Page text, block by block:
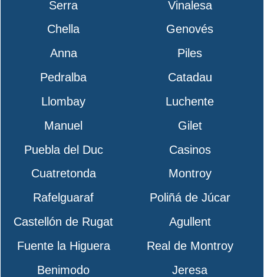
Serra
Vinalesa
Chella
Genovés
Anna
Piles
Pedralba
Catadau
Llombay
Luchente
Manuel
Gilet
Puebla del Duc
Casinos
Cuatretonda
Montroy
Rafelguaraf
Poliñá de Júcar
Castellón de Rugat
Agullent
Fuente la Higuera
Real de Montroy
Benimodo
Jeresa